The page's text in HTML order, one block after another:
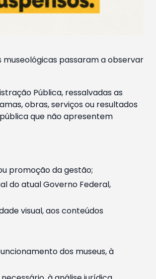
museológicas passaram a observar
Pública, ressalvadas as
obras, serviços ou resultados
que não apresentem
promoção da gestão;
do atual Governo Federal,
visual, aos conteúdos
dos museus, à